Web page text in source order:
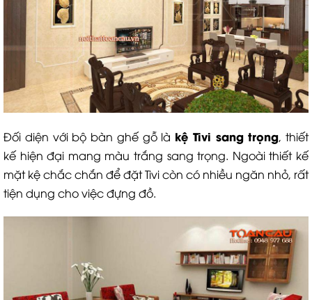
Đối diện với bộ bàn ghế gỗ là kệ Tivi sang trọng, thiết
kế hiện đại mang màu trắng sang trọng. Ngoài thiết kế
mặt kệ chắc chắn để đặt Tivi còn có nhiều ngăn nhỏ, rất
tiện dụng cho việc đựng đồ.